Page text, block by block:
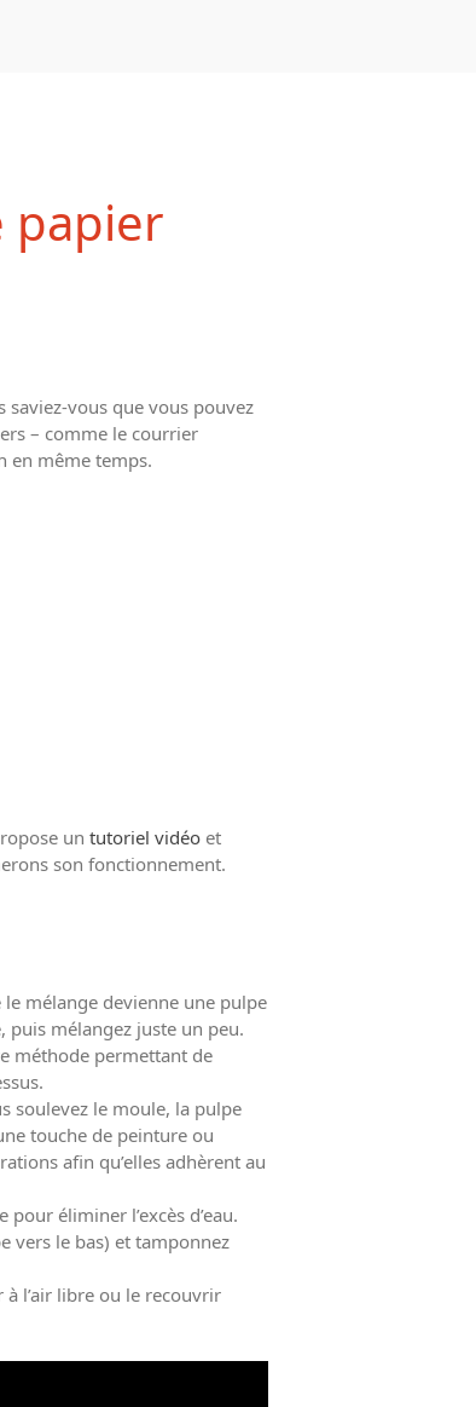
succès d’une invasion – The
papier
saviez-vous que vous pouvez
– comme le courrier
en même temps.
un tutoriel vidéo et
son fonctionnement.
le mélange devienne une pulpe
puis mélangez juste un peu.
méthode permettant de
soulevez le moule, la pulpe
touche de peinture ou
afin qu’elles adhèrent au
éliminer l’excès d’eau.
vers le bas) et tamponnez
à l’air libre ou le recouvrir